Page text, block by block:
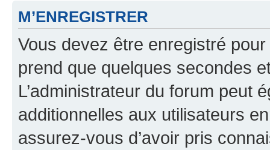
M’ENREGISTRER
Vous devez être enregistré
prend que quelques secondes
L’administrateur du forum peut
additionnelles aux utilisateurs
assurez-vous d’avoir pris